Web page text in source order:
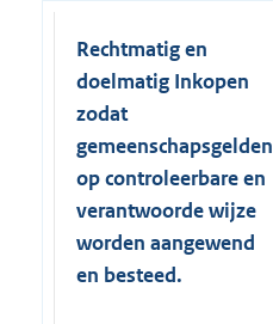
Rechtmatig en
doelmatig Inkopen
zodat
gemeenschapsgelden
op controleerbare en
verantwoorde wijze
worden aangewend
en besteed.